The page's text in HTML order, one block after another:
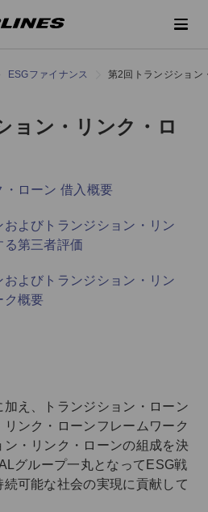
ESGファイナンス 第2回トランジション
ョン・リンク・ロ
・ローン 借入概要
およびトランジション・リン
る第三者評価
およびトランジション・リン
ク概要
加え、トランジション・ローン
ンク・ローンフレームワーク
・リンク・ローンの組成を決
グループ一丸となってESG戦
可能な社会の実現に貢献して